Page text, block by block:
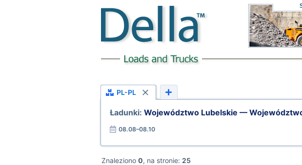
PL-PL
Ładunki: Województwo Lubelskie —
08.08–08.10
Znaleziono 0, na stronie: 25